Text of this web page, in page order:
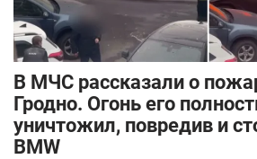
В МЧС рассказали о
Гродно. Огонь его
уничтожил, повредив и
BMW